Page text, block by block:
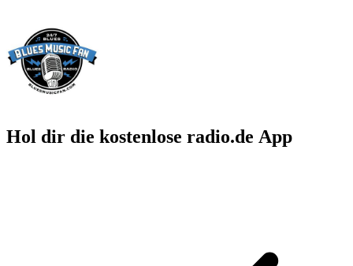
Hol dir die kostenlose radio.de App